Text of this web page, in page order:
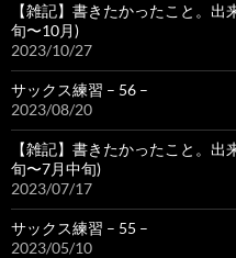
【雑記】書きたかったこと。
旬〜10月)
2023/10/27
サックス練習 – 56 –
2023/08/20
【雑記】書きたかったこと。
旬〜7月中旬)
2023/07/17
サックス練習 – 55 –
2023/05/10